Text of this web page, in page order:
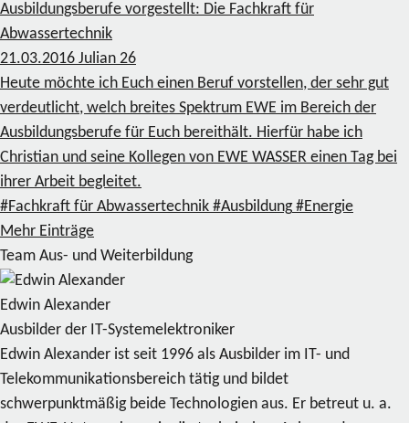
Ausbildungsberufe vorgestellt: Die Fachkraft für
Abwassertechnik
21.03.2016 Julian 26
Heute möchte ich Euch einen Beruf vorstellen, der sehr gut
verdeutlicht, welch breites Spektrum EWE im Bereich der
Ausbildungsberufe für Euch bereithält. Hierfür habe ich
Christian und seine Kollegen von EWE WASSER einen Tag bei
ihrer Arbeit begleitet.
#Fachkraft für Abwassertechnik #Ausbildung #Energie
Mehr Einträge
Team Aus- und Weiterbildung
Edwin Alexander
Ausbilder der IT-Systemelektroniker
Edwin Alexander ist seit 1996 als Ausbilder im IT- und
Telekommunikationsbereich tätig und bildet
schwerpunktmäßig beide Technologien aus. Er betreut u. a.